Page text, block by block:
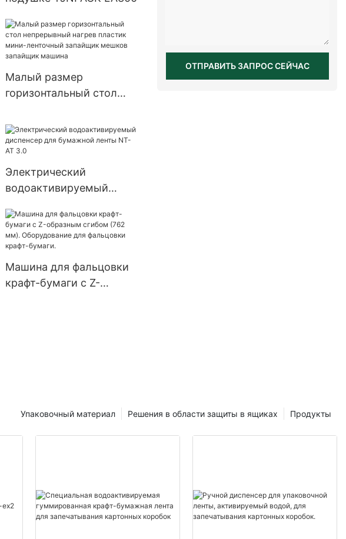
Малый размер
горизонтальный стол
пластик мини-ленточный
запайщик мешков
запайщик машина
Электрический
водоактивируемый
ленты NT-AT 3.0
Машина для фальцовки
крафт-бумаги с Z-
ОТПРАВИТЬ ЗАПРОС СЕЙЧАС
Продукты
Решения в области защиты в ящиках
Упаковочный материал